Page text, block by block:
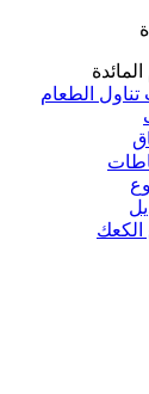
تناول الطعام